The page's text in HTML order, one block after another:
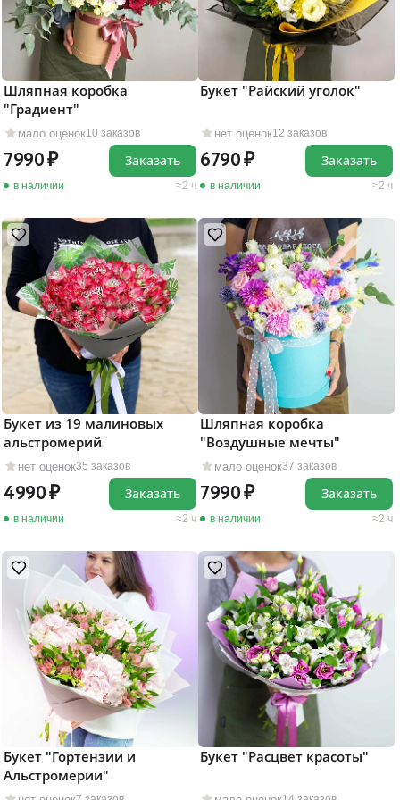
мало оценок10 заказов
Шляпная коробка
"Градиент"
7990
в наличии 2 ч
Заказать
нет оценок12 заказов
Букет "Райский уголок"
6790
в наличии 2 ч
Заказать
нет оценок35 заказов
Букет из 19 малиновых
альстромерий
4990
в наличии 2 ч
Заказать
мало оценок37 заказов
Шляпная коробка
"Воздушные мечты"
7990
в наличии 2 ч
Заказать
Букет "Гортензии и
Альстромерии"
Букет "Расцвет красоты"